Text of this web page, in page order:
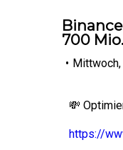
700
•
💸
https://